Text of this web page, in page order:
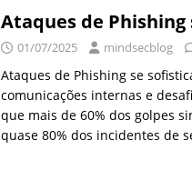
Ataques de
01/07/2025 mindsecblog
Ataques de Phishing se
comunicações internas e
que mais de 60% dos golpes
quase 80% dos incidentes de